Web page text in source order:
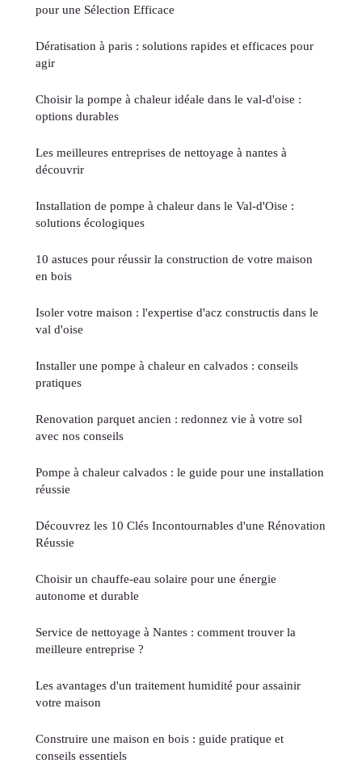
pour une Sélection Efficace
Dératisation à paris : solutions rapides et efficaces pour
agir
Choisir la pompe à chaleur idéale dans le val-d'oise :
options durables
Les meilleures entreprises de nettoyage à nantes à
découvrir
Installation de pompe à chaleur dans le Val-d'Oise :
solutions écologiques
10 astuces pour réussir la construction de votre maison
en bois
Isoler votre maison : l'expertise d'acz constructis dans le
val d'oise
Installer une pompe à chaleur en calvados : conseils
pratiques
Renovation parquet ancien : redonnez vie à votre sol
avec nos conseils
Pompe à chaleur calvados : le guide pour une installation
réussie
Découvrez les 10 Clés Incontournables d'une Rénovation
Réussie
Choisir un chauffe-eau solaire pour une énergie
autonome et durable
Service de nettoyage à Nantes : comment trouver la
meilleure entreprise ?
Les avantages d'un traitement humidité pour assainir
votre maison
Construire une maison en bois : guide pratique et
conseils essentiels